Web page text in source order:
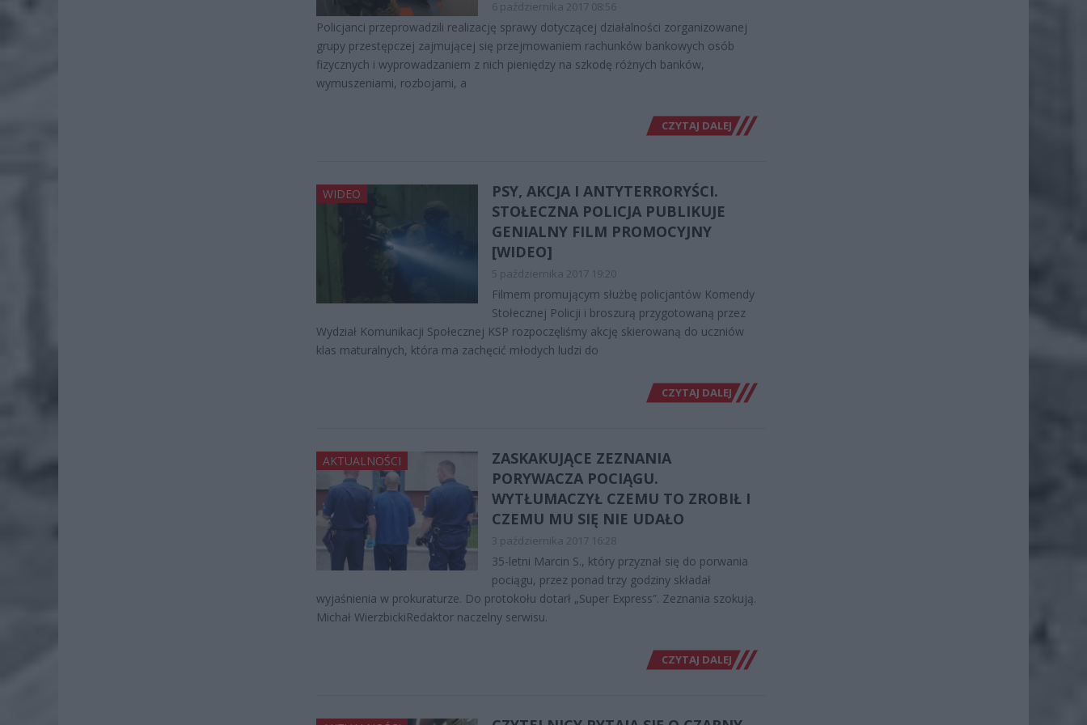
6 października 2017 08:56
Policjanci przeprowadzili realizację sprawy dotyczącej działalności zorganizowanej
grupy przestępczej zajmującej się przejmowaniem rachunków bankowych osób
fizycznych i wyprowadzaniem z nich pieniędzy na szkodę różnych banków,
wymuszeniami, rozbojami, a
CZYTAJ DALEJ
WIDEO
PSY, AKCJA I ANTYTERRORYŚCI.
STOŁECZNA POLICJA PUBLIKUJE
GENIALNY FILM PROMOCYJNY
[WIDEO]
5 października 2017 19:20
Filmem promującym służbę policjantów Komendy
Stołecznej Policji i broszurą przygotowaną przez
Wydział Komunikacji Społecznej KSP rozpoczęliśmy akcję skierowaną do uczniów
klas maturalnych, która ma zachęcić młodych ludzi do
CZYTAJ DALEJ
AKTUALNOŚCI
ZASKAKUJĄCE ZEZNANIA
PORYWACZA POCIĄGU.
WYTŁUMACZYŁ CZEMU TO ZROBIŁ I
CZEMU MU SIĘ NIE UDAŁO
3 października 2017 16:28
35-letni Marcin S., który przyznał się do porwania
pociągu, przez ponad trzy godziny składał
wyjaśnienia w prokuraturze. Do protokołu dotarł „Super Express”. Zeznania szokują.
Michał WierzbickiRedaktor naczelny serwisu.
CZYTAJ DALEJ